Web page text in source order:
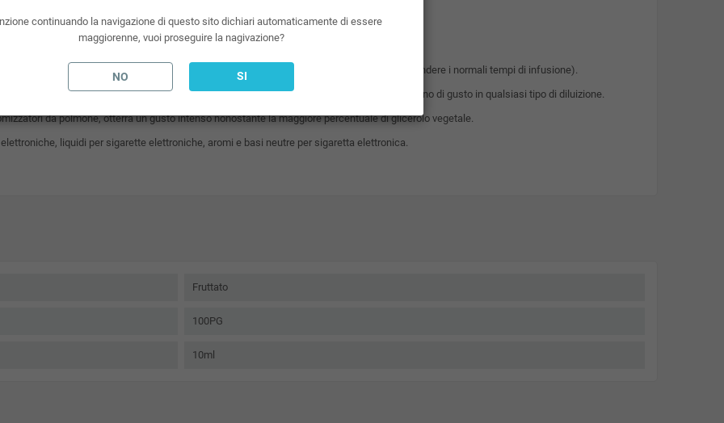
sul mercato.
di aroma in glicole ad alta aromatizzazione (pronto per essere diluito a 60ml, senza attendere i normali tempi di infusione).
sono ad alta aromatizzazione inglicole. Questo consente di avere uno svapo intenso e pieno di gusto in qualsiasi tipo di diluizione.
da polmone, otterrà un gusto intenso nonostante la maggiore percentuale di glicerolo vegetale.
liquidi per sigarette elettroniche, aromi e basi neutre per sigaretta elettronica.
Fruttato
100PG
10ml
continuando la navigazione di questo sito dichiari automaticamente di essere
maggiorenne, vuoi proseguire la nagivazione?
NO SI